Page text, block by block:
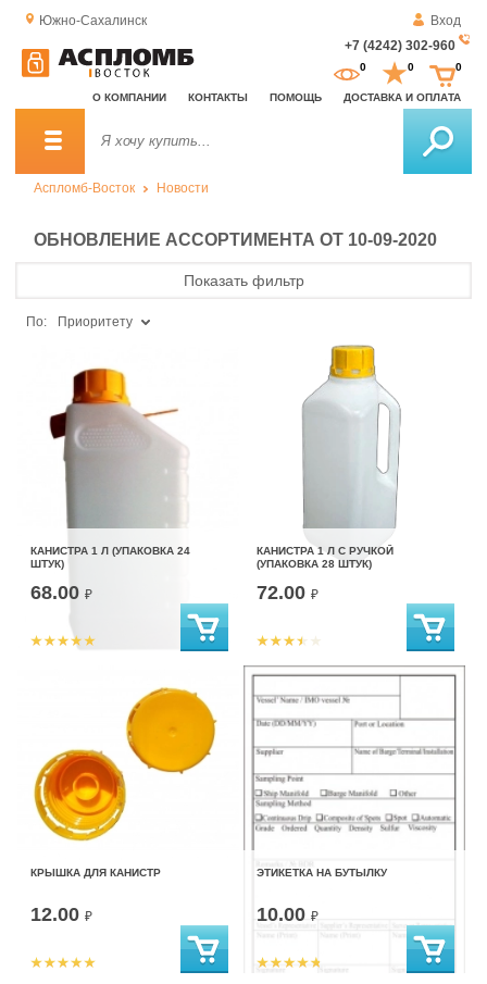
Южно-Сахалинск
Вход
+7 (4242) 302-960
О КОМПАНИИ КОНТАКТЫ ПОМОЩЬ ДОСТАВКА И ОПЛАТА
0 0 0
Аспломб-Восток Новости
ОБНОВЛЕНИЕ АССОРТИМЕНТА ОТ 10-09-2020
Показать фильтр
По: Приоритету
КАНИСТРА 1 Л (УПАКОВКА 24
ШТУК)
68.00 ₽
КАНИСТРА 1 Л С РУЧКОЙ
(УПАКОВКА 28 ШТУК)
72.00 ₽
КРЫШКА ДЛЯ КАНИСТР
12.00 ₽
ЭТИКЕТКА НА БУТЫЛКУ
10.00 ₽